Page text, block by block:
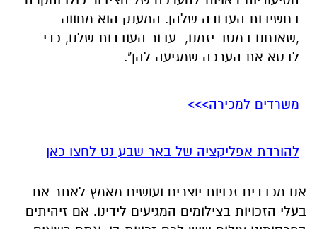
בחשיבות העבודה שלהן. המענק הוא מחווה
,שאנחנו במטב יזמנו, עבור העובדות שלנו, כדי
לבטא את הערכה שמגיעה להן".
משרדים למכירה>>>
להורדת אפליקציה של באר שבע נט לחצו כאן
אנו מכבדים זכויות יוצרים ועושים מאמץ לאתר את
בעלי הזכויות בצילומים המגיעים לידינו. אם זיהיתים